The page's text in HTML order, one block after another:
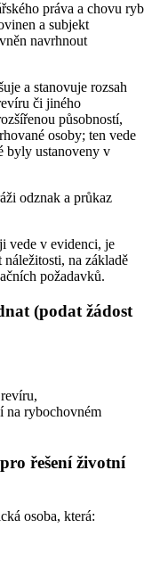
práva a chovu ryb
a subjekt
navrhnout
a stanovuje rozsah
či jiného
působností,
osoby; ten vede
byly ustanoveny v
odznak a průkaz
vede v evidenci, je
na základě
požadavků.
(podat žádost
na rybochovném
řešení životní
osoba, která: